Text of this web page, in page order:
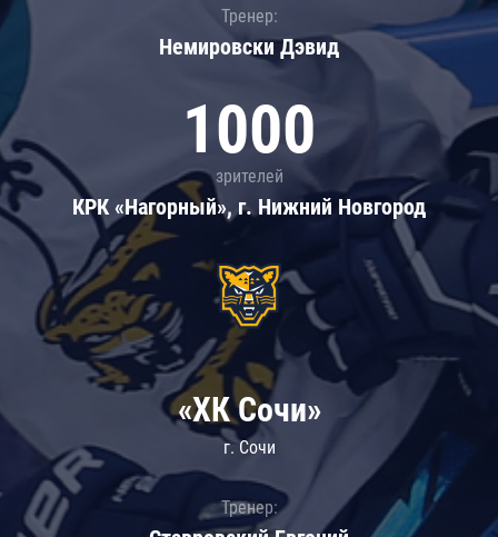
Тренер:
Немировски Дэвид
1000
зрителей
КРК «Нагорный», г. Нижний Новгород
«ХК Сочи»
г. Сочи
Тренер: